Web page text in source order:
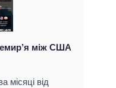
між США
місяці від